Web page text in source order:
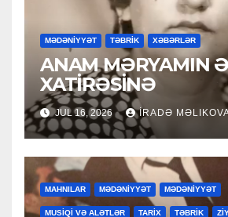
MƏDƏNİYYƏT TƏBRİK XƏBƏRLƏR
ANAM MƏRYAMIN
XATİRƏSİNƏ
JUL 16, 2026 İRADƏ
MAHNILAR MƏDƏNİYYƏT MƏDƏNİYYƏT
MUSİQİ VƏ ALƏTLƏR TARİX TƏBRİK